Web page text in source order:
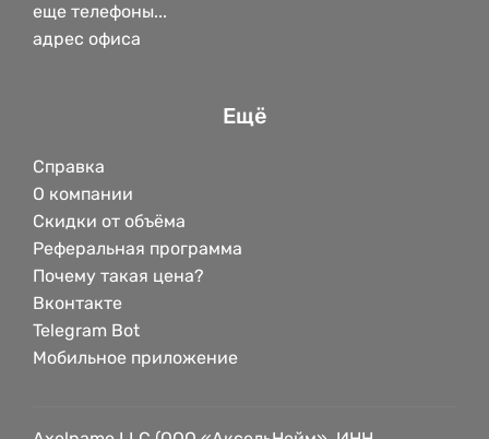
еще телефоны...
адрес офиса
Ещё
Справка
О компании
Скидки от объёма
Реферальная программа
Почему такая цена?
Вконтакте
Telegram Bot
Мобильное приложение